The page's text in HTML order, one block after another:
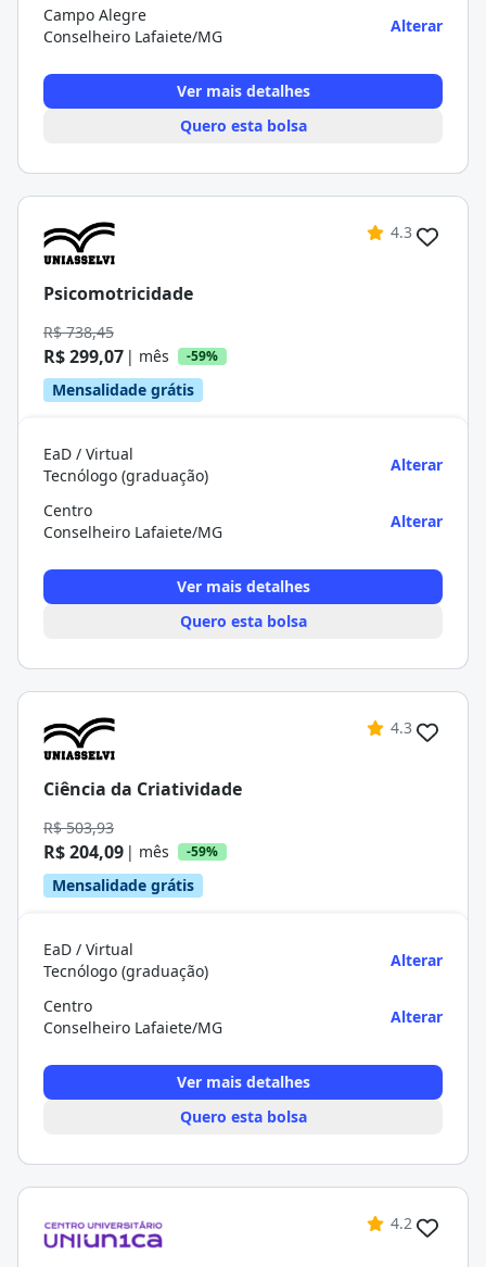
Campo Alegre
Conselheiro Lafaiete/MG
Alterar
Ver mais detalhes
Quero esta bolsa
4.3
Psicomotricidade
R$ 738,45
R$ 299,07 | mês -59%
Mensalidade grátis
EaD / Virtual
Tecnólogo (graduação)
Alterar
Centro
Conselheiro Lafaiete/MG
Alterar
Ver mais detalhes
Quero esta bolsa
4.3
Ciência da Criatividade
R$ 503,93
R$ 204,09 | mês -59%
Mensalidade grátis
EaD / Virtual
Tecnólogo (graduação)
Alterar
Centro
Conselheiro Lafaiete/MG
Alterar
Ver mais detalhes
Quero esta bolsa
4.2